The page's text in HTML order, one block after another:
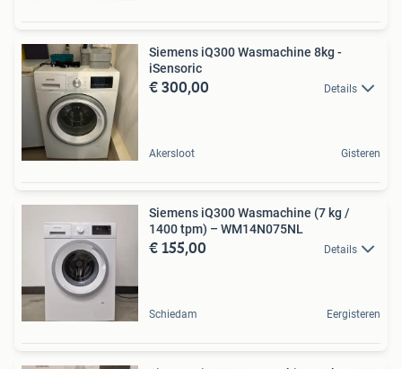
Siemens iQ300 Wasmachine 8kg -
iSensoric
€ 300,00 Details
Akersloot Gisteren
Siemens iQ300 Wasmachine (7 kg /
1400 tpm) – WM14N075NL
€ 155,00 Details
Schiedam Eergisteren